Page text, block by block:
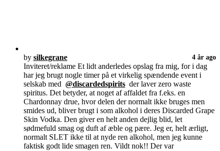
by silkegrane 4 år ago
Inviteret/reklame Et lidt anderledes opslag fra mig, for i dag
har jeg brugt nogle timer på et virkelig spændende event i
selskab med @discardedspirits der laver zero waste
spiritus. Det betyder, at noget af affaldet fra f.eks. en
Chardonnay drue, hvor delen der normalt ikke bruges men
smides ud, bliver brugt i som alkohol i deres Discarded Grape
Skin Vodka. Den giver en helt anden dejlig blid, let
sødmefuld smag og duft af æble og pære. Jeg er, helt ærligt,
normalt SLET ikke til at nyde ren alkohol, men jeg kunne
faktisk godt lide smagen ren. Vildt nok!! Der var